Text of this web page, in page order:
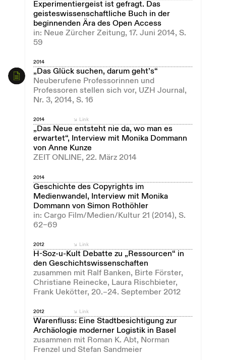
Experimentiergeist ist gefragt. Das
geisteswissenschaftliche Buch in der
beginnenden Ära des Open Access
in: Neue Zürcher Zeitung, 17. Juni 2014, S.
59
2014
„Das Glück suchen, darum geht’s“
Neuberufene Professorinnen und
Professoren stellen sich vor, UZH Journal,
Nr. 3, 2014, S. 16
2014
„Das Neue entsteht nie da, wo man es
erwartet“, Interview mit Monika Dommann
von Anne Kunze
ZEIT ONLINE, 22. März 2014
Link
2014
Geschichte des Copyrights im
Medienwandel, Interview mit Monika
Dommann von Simon Rothöhler
in: Cargo Film/Medien/Kultur 21 (2014), S.
62–69
2012
H-Soz-u-Kult Debatte zu „Ressourcen“ in
den Geschichtswissenschaften
zusammen mit Ralf Banken, Birte Förster,
Christiane Reinecke, Laura Rischbieter,
Frank Uekötter, 20.–24. September 2012
Link
2012
Warenfluss: Eine Stadtbesichtigung zur
Archäologie moderner Logistik in Basel
zusammen mit Roman K. Abt, Norman
Frenzel und Stefan Sandmeier
Link